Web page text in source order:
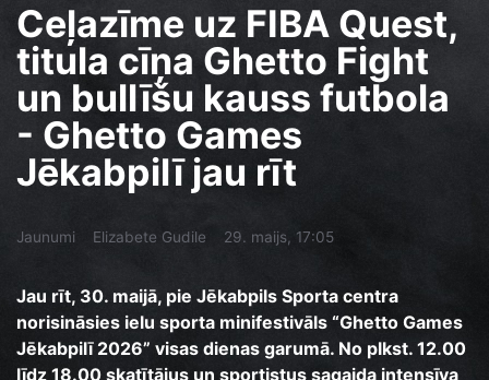
Ceļazīme uz FIBA Quest,
titula cīņa Ghetto Fight
un bullīšu kauss futbola
- Ghetto Games
Jēkabpilī jau rīt
Jaunumi Elizabete Gudile 29. maijs, 17:05
Jau rīt, 30. maijā, pie Jēkabpils Sporta centra
norisināsies ielu sporta minifestivāls “Ghetto Games
Jēkabpilī 2026” visas dienas garumā. No plkst. 12.00
līdz 18.00 skatītājus un sportistus sagaida intensīva